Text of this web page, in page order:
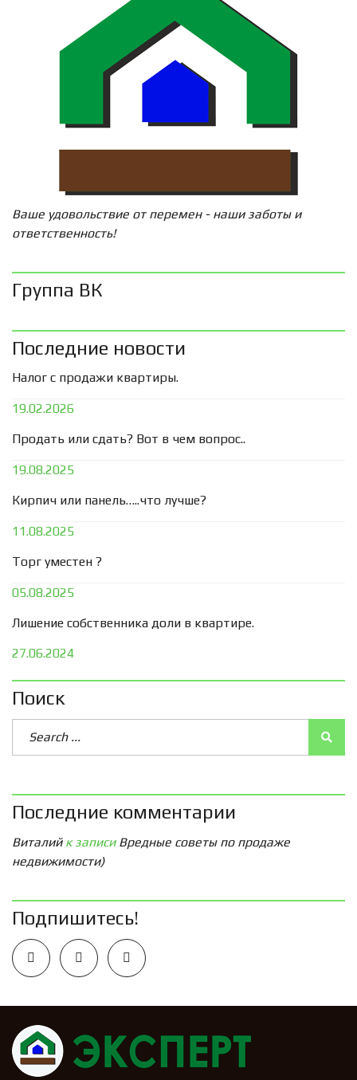
Ваше удовольствие от перемен - наши заботы и
ответственность!
Группа ВК
Последние новости
Налог с продажи квартиры.
19.02.2026
Продать или сдать? Вот в чем вопрос..
19.08.2025
Кирпич или панель…..что лучше?
11.08.2025
Торг уместен ?
05.08.2025
Лишение собственника доли в квартире.
27.06.2024
Поиск
Последние комментарии
Виталийк записи Вредные советы по продаже
недвижимости)
Подпишитесь!